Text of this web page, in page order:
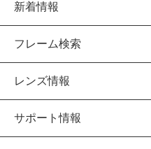
新着情報
フレーム検索
レンズ情報
サポート情報